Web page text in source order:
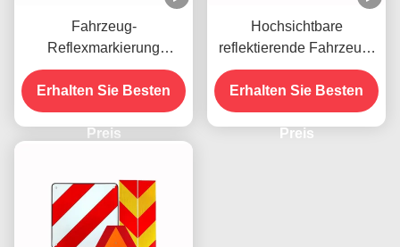
Fahrzeug-
Reflexmarkierung
Warnschild Reflex-
Heckmarkierungstafel für
Italien Spanien
Erhalten Sie Besten
Preis
Hochsichtbare
reflektierende Fahrzeug-
Auffälligkeitsmarkierung
Kennzeichen-
Reflektoraufkleber für
Schwerlastkraftwagen
Erhalten Sie Besten
Preis